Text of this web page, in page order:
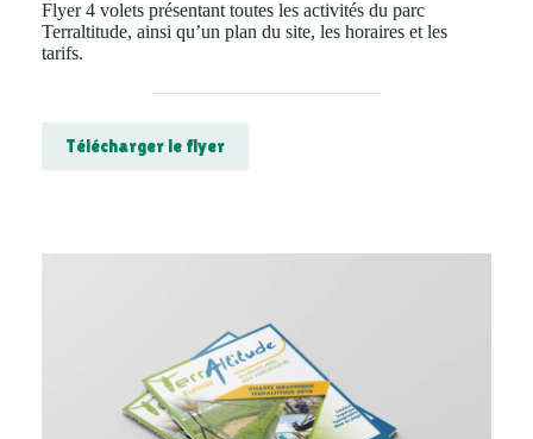
Flyer 4 volets présentant toutes les activités du parc
Terraltitude, ainsi qu’un plan du site, les horaires et les
tarifs.
Télécharger le flyer